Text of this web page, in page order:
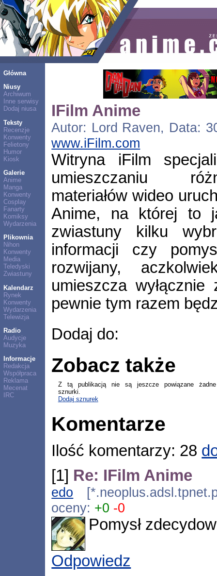
Główna
Niusy
Archiwum
Inne serwisy
Dodaj niusa
Teksty
Recenzje
Konwenty
Felietony
Humor
Kiosk
Galerie
Anime
Manga
Konwenty
Cosplay
Fanarty
Komiksy
Wydarzenia
Plikownia
Nihon
Konwenty
Media
Teledyski
Zwiastuny
Kalendarz
Rynek
Konwenty
Wydarzenia
Telewizja
Radio
Audycje
Muzyka
Informacje
Redakcja
Współpraca
Reklama
Mecenat
IRC
IFilm Anime
Autor: Lord Raven, Data:
www.iFilm.com
Witryna iFilm
umieszczaniu
materiałów wideo
Anime, na której to
zwiastuny kilku
informacji czy
rozwijany,
umieszcza
pewnie tym razem
Dodaj do:
Zobacz także
Z tą publikacją nie są jeszcze powiązane żadne
sznurki.
Dodaj sznurek
Komentarze
Ilość komentarzy: 28
[1] Re: IFilm Anime
edo
oceny: +0 -0
Pomysł
Odpowiedz